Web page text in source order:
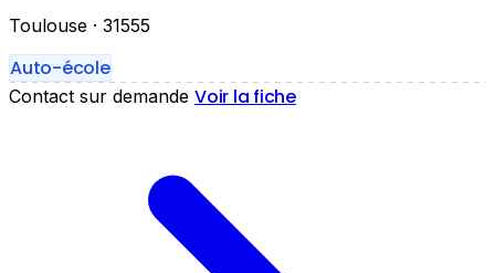
Toulouse · 31555
Auto-école
Contact sur demande Voir la fiche